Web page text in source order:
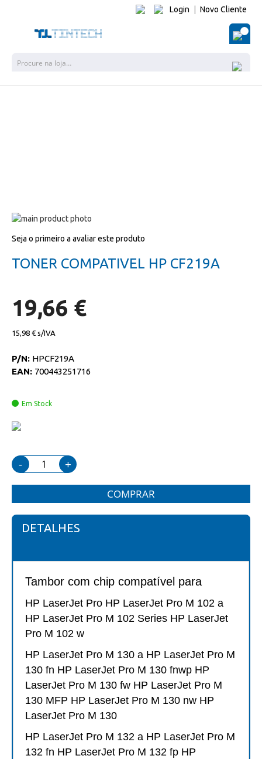
Login Novo Cliente
O
Salte
o
imagens
para
início
de
imagens
Seja o primeiro a avaliar este produto
TONER COMPATIVEL HP CF219A
19,66 €
15,98 €
P/N: HPCF219A
EAN: 700443251716
Em Stock
- +
COMPRAR
DETALHES
Tambor com chip compatível para
HP LaserJet Pro HP LaserJet Pro M 102 a
HP LaserJet Pro M 102 Series HP LaserJet
Pro M 102 w
HP LaserJet Pro M 130 a HP LaserJet Pro M
130 fn HP LaserJet Pro M 130 fnwp HP
LaserJet Pro M 130 fw HP LaserJet Pro M
130 MFP HP LaserJet Pro M 130 nw HP
LaserJet Pro M 130
HP LaserJet Pro M 132 a HP LaserJet Pro M
132 fn HP LaserJet Pro M 132 fp HP